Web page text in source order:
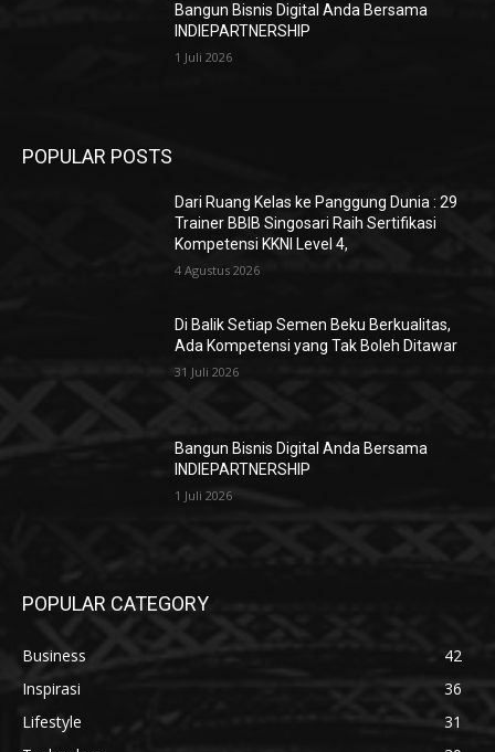
Bangun Bisnis Digital Anda Bersama
INDIEPARTNERSHIP
1 Juli 2026
POPULAR POSTS
Dari Ruang Kelas ke Panggung Dunia : 29
Trainer BBIB Singosari Raih Sertifikasi
Kompetensi KKNI Level 4,
4 Agustus 2026
Di Balik Setiap Semen Beku Berkualitas,
Ada Kompetensi yang Tak Boleh Ditawar
31 Juli 2026
Bangun Bisnis Digital Anda Bersama
INDIEPARTNERSHIP
1 Juli 2026
POPULAR CATEGORY
Business
42
Inspirasi
36
Lifestyle
31